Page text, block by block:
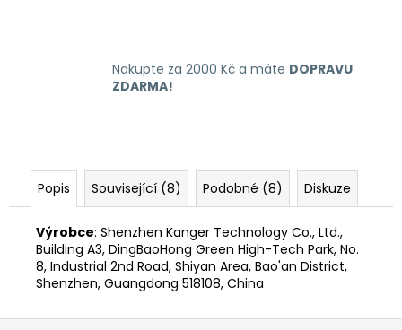
Nakupte za 2000 Kč a máte DOPRAVU
ZDARMA!
Popis Související (8) Podobné (8) Diskuze
Výrobce: Shenzhen Kanger Technology Co., Ltd.,
Building A3, DingBaoHong Green High-Tech Park, No.
8, Industrial 2nd Road, Shiyan Area, Bao'an District,
Shenzhen, Guangdong 518108, China